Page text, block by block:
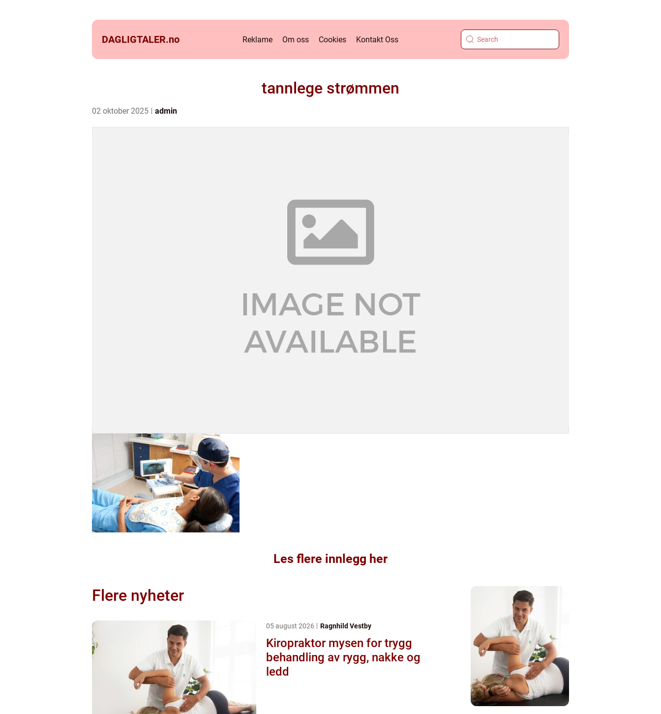
DAGLIGTALER.no Reklame Om oss Cookies Kontakt Oss
tannlege strømmen
02 oktober 2025 admin
Les flere innlegg her
Flere nyheter
05 august 2026 Ragnhild Vestby
Kiropraktor mysen for trygg
behandling av rygg, nakke og
ledd